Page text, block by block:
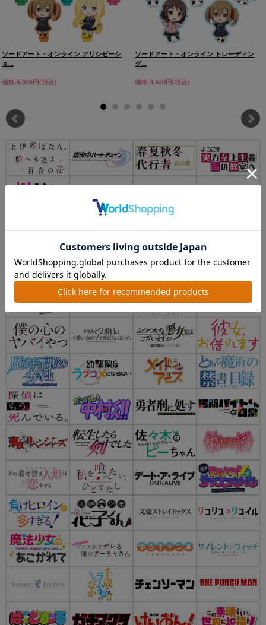
ソードアート・オンライン アリシゼーシ
ョ...
価格:5,005円(税込)
ソードアート・オンライン トレーディン
グ...
価格:4,620円(税込)